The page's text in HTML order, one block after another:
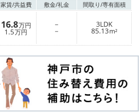
家賃/共益費 敷金/礼金 間取り/専有面積
16.8万円
1.5万円
－
－
3LDK
85.13m²